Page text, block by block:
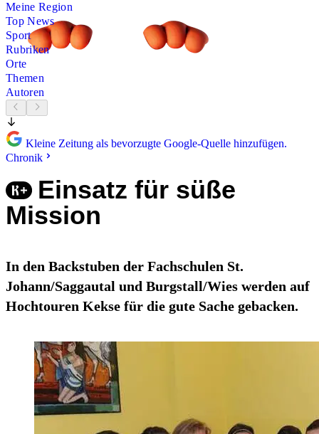
Meine Region
Top News
Sport
Rubriken
Orte
Themen
Autoren
Kleine Zeitung als bevorzugte Google-Quelle hinzufügen.
Chronik
Einsatz für süße
Mission
In den Backstuben der Fachschulen St.
Johann/Saggautal und Burgstall/Wies werden auf
Hochtouren Kekse für die gute Sache gebacken.